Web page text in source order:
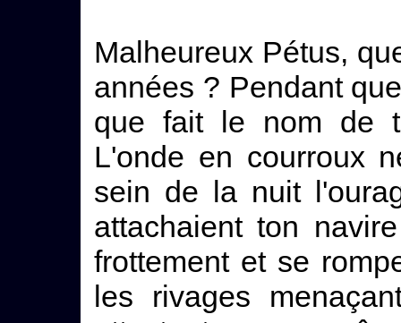
Malheureux Pétus,
années ? Pendant
que fait le nom de
L'onde en courroux
sein de la nuit
attachaient ton
frottement et se
les rivages